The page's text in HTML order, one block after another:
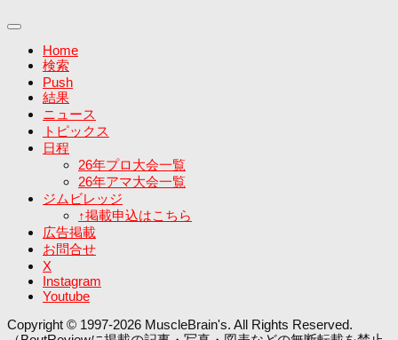
Home
検索
Push
結果
ニュース
トピックス
日程
26年プロ大会一覧
26年アマ大会一覧
ジムビレッジ
↑掲載申込はこちら
広告掲載
お問合せ
X
Instagram
Youtube
Copyright © 1997-2026 MuscleBrain's. All Rights Reserved.